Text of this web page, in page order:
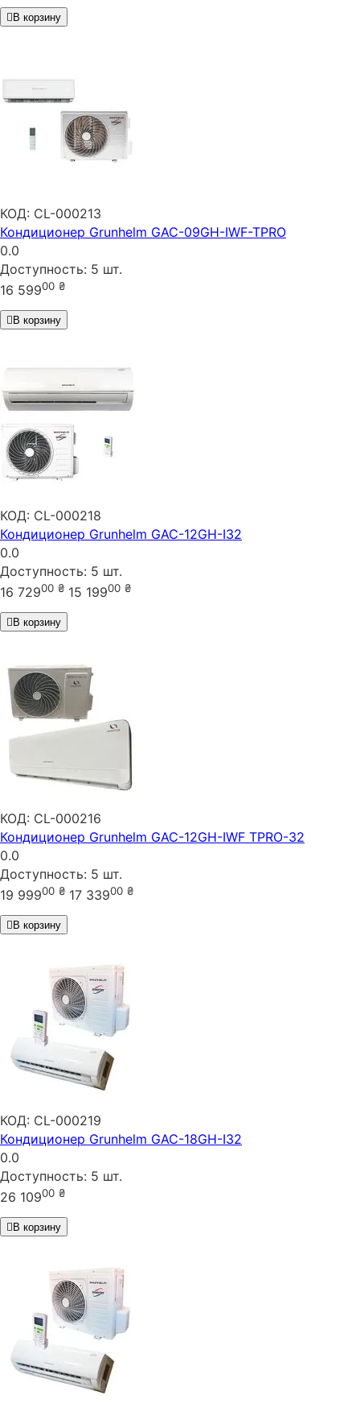
В корзину
КОД: CL-000213
Кондиционер Grunhelm GAC-09GH-IWF-TPRO
0.0
Доступность: 5 шт.
16 59900 ₴
В корзину
КОД: CL-000218
Кондиционер Grunhelm GAC-12GH-I32
0.0
Доступность: 5 шт.
16 72900 ₴ 15 19900 ₴
В корзину
КОД: CL-000216
Кондиционер Grunhelm GAC-12GH-IWF TPRO-32
0.0
Доступность: 5 шт.
19 99900 ₴ 17 33900 ₴
В корзину
КОД: CL-000219
Кондиционер Grunhelm GAC-18GH-I32
0.0
Доступность: 5 шт.
26 10900 ₴
В корзину